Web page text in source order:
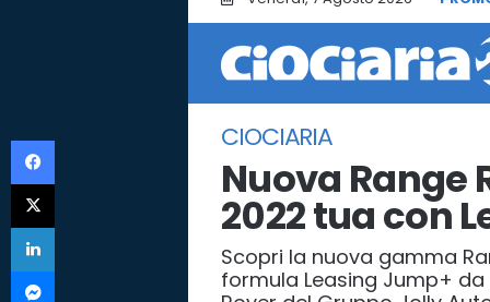
CIOCIARIA
Nuova Range
2022 tua con
Scopri la nuova gamma
formula Leasing Jump+